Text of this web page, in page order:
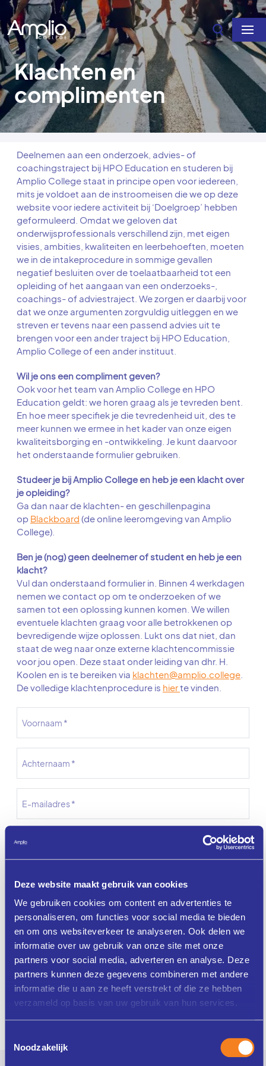
Deze website maakt gebruik van cookies
We gebruiken cookies om content en advertenties te
personaliseren, om functies voor social media te bieden
en om ons websiteverkeer te analyseren. Ook delen we
informatie over uw gebruik van onze site met onze
partners voor social media, adverteren en analyse. Deze
partners kunnen deze gegevens combineren met andere
informatie die u aan ze heeft verstrekt of die ze hebben
verzameld op basis van uw gebruik van hun services.
Noodzakelijk
Overslaan en naar de inhoud gaan
Klachten en
complimenten
Deelnemen aan een onderzoek, advies- of
coachingstraject bij HPO Education en studeren bij
Amplio College staat in principe open voor iedereen,
mits je voldoet aan de instroomeisen die we op deze
website voor iedere activiteit bij ‘Doelgroep’ hebben
geformuleerd. Omdat we geloven dat
onderwijsprofessionals verschillend zijn, met eigen
visies, ambities, kwaliteiten en leerbehoeften, moeten
we in de intakeprocedure in sommige gevallen
negatief besluiten over de toelaatbaarheid tot een
opleiding of het aangaan van een onderzoeks-,
coachings- of adviestraject. We zorgen er daarbij voor
dat we onze argumenten zorgvuldig uitleggen en we
streven er tevens naar een passend advies uit te
brengen voor een ander traject bij HPO Education,
Amplio College of een ander instituut.
Wil je ons een compliment geven?
Ook voor het team van Amplio College en HPO
Education geldt: we horen graag als je tevreden bent.
En hoe meer specifiek je die tevredenheid uit, des te
meer kunnen we ermee in het kader van onze eigen
kwaliteitsborging en -ontwikkeling. Je kunt daarvoor
het onderstaande formulier gebruiken.
Studeer je bij Amplio College en heb je een klacht over
je opleiding?
Ga dan naar de klachten- en geschillenpagina
op Blackboard (de online leeromgeving van Amplio
College).
Ben je (nog) geen deelnemer of student en heb je een
klacht?
Vul dan onderstaand formulier in. Binnen 4 werkdagen
nemen we contact op om te onderzoeken of we
samen tot een oplossing kunnen komen. We willen
eventuele klachten graag voor alle betrokkenen op
bevredigende wijze oplossen. Lukt ons dat niet, dan
staat de weg naar onze externe klachtencommissie
voor jou open. Deze staat onder leiding van dhr. H.
Koolen en is te bereiken via klachten@amplio.college
De volledige klachtenprocedure is hierte vinden.